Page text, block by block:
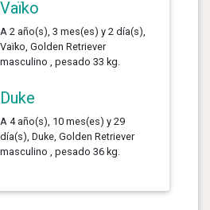
Vaïko
A 2 año(s), 3 mes(es) y 2 día(s),
Vaïko, Golden Retriever
masculino , pesado 33 kg.
Duke
A 4 año(s), 10 mes(es) y 29
día(s), Duke, Golden Retriever
masculino , pesado 36 kg.